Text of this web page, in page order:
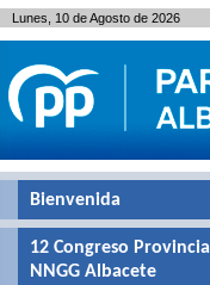
Bienvenida
12 Congreso Provincial
NNGG Albacete
Lunes, 10 de Agosto de 2026